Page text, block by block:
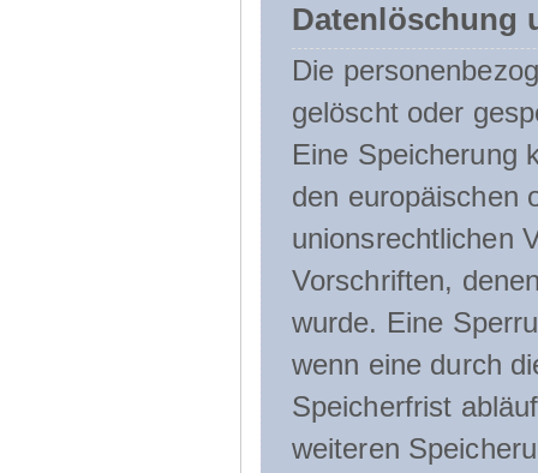
Datenlöschung
Die
gelöscht oder
Eine Speicherung
den europäischen
unionsrechtlichen
Vorschriften,
wurde. Eine
wenn eine durch
Speicherfrist
weiteren